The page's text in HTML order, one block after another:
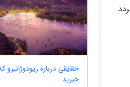
حقایقی درباره ریودوژانیرو
خبرید